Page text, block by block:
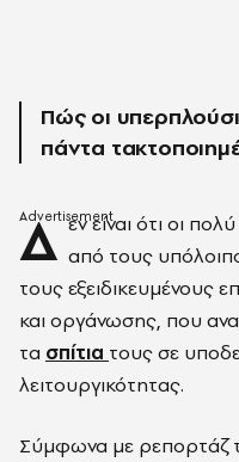
Πώς οι
πάντα
Δ εν είναι ότι οι
από τους
τους εξειδικευμένους
και οργάνωσης, που
τα σπίτια τους σε
λειτουργικότητας.
Σύμφωνα με ρεπορτάζ